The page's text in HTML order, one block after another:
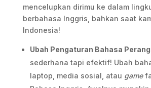
mencelupkan dirimu ke dalam
berbahasa Inggris, bahkan saat
Indonesia!
Ubah Pengaturan Bahasa
sederhana tapi efektif! Ubah
laptop, media sosial, atau game